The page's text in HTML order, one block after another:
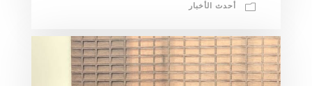
أحدث الأخبار